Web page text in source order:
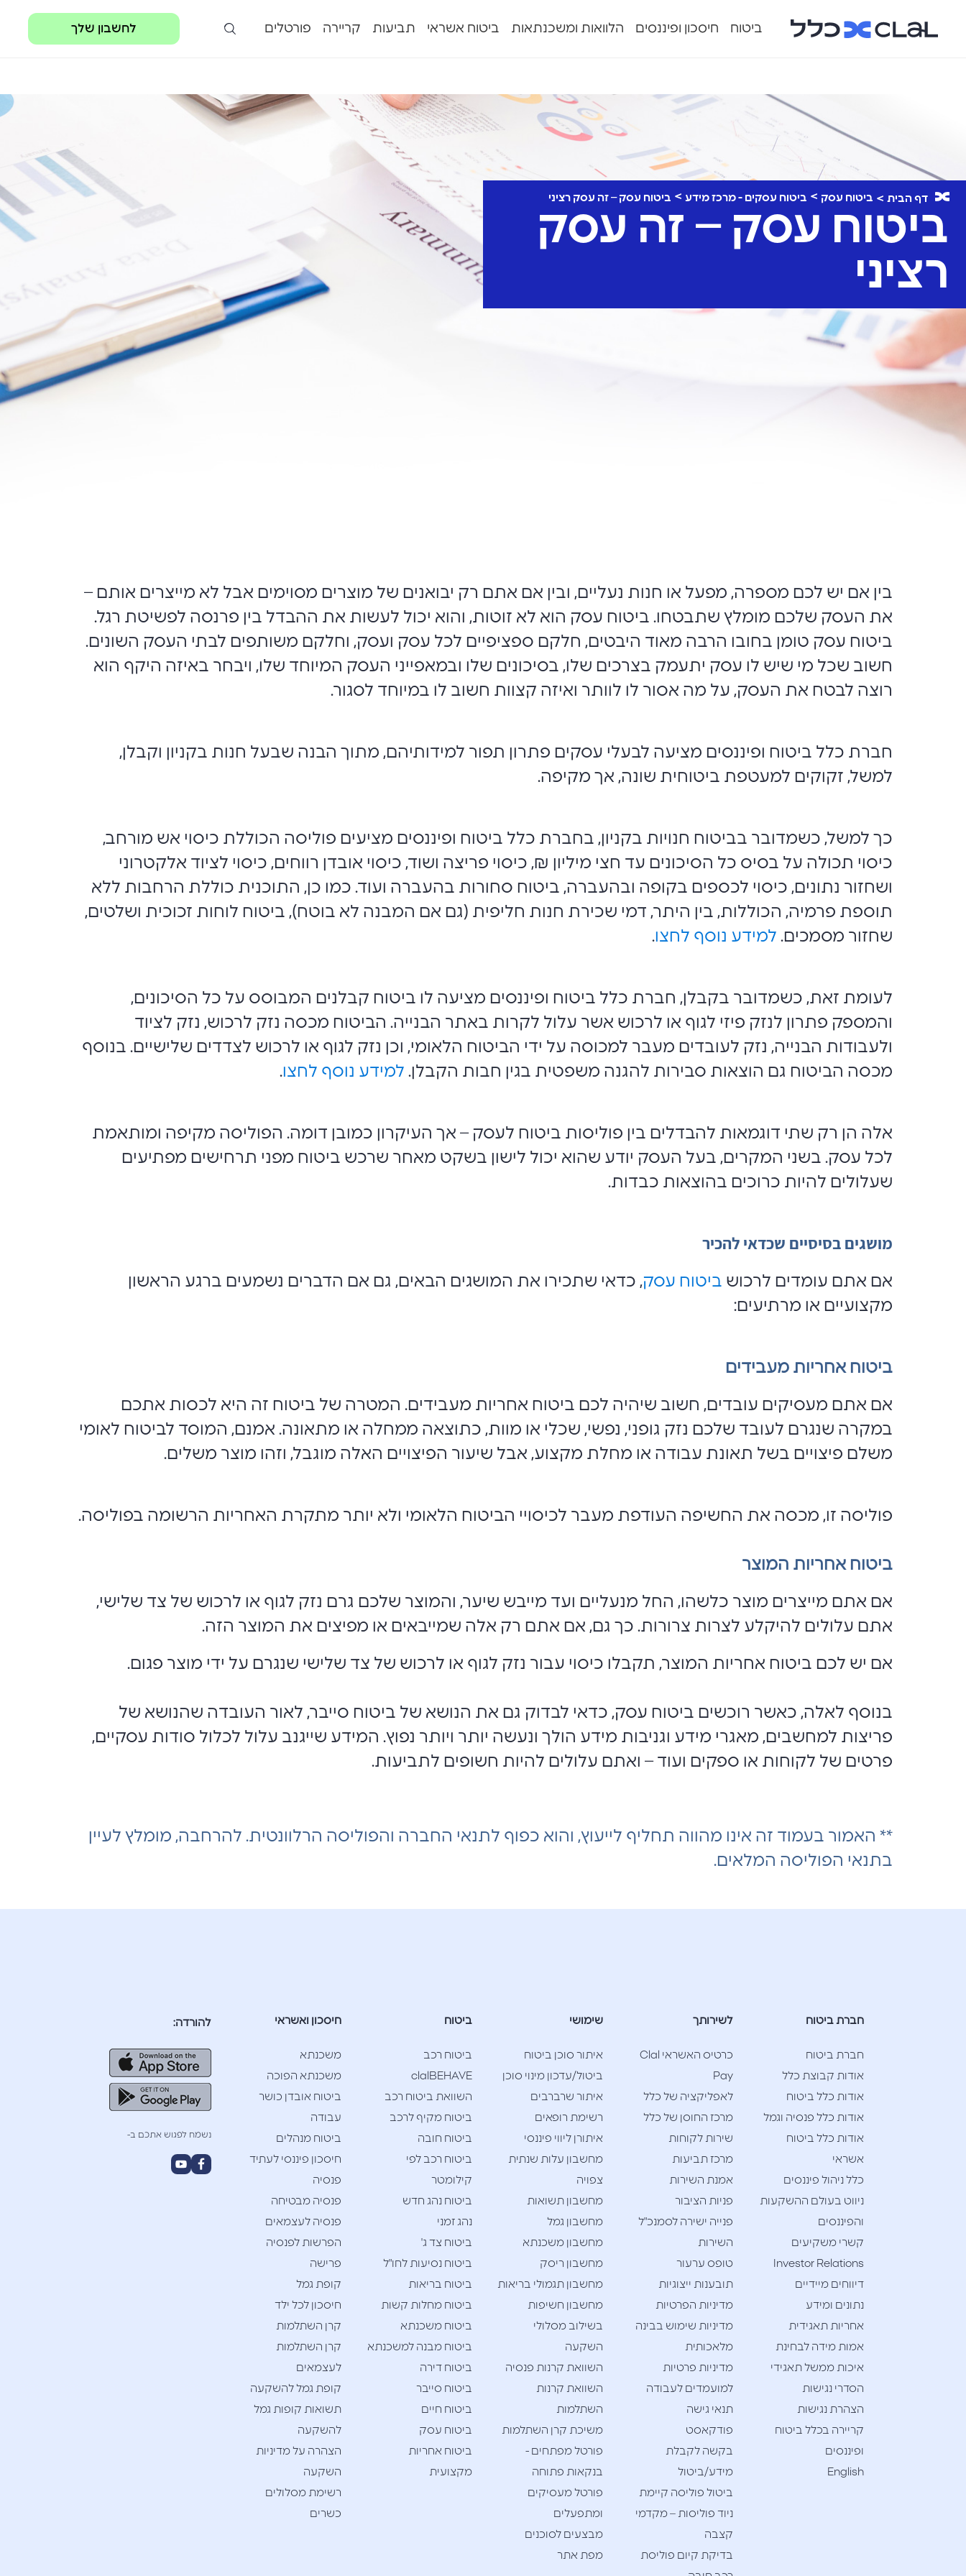
ביטוח חיסכון ופיננסים הלוואות ומשכנתאות ביטוח אשראי תביעות קריירה פורטלים לחשבון שלך
דף הבית ביטוח עסק ביטוח עסקים - מרכז מידע ביטוח עסק – זה עסק רציני
ביטוח עסק – זה עסק
רציני
בין אם יש לכם מספרה, מפעל או חנות נעליים, ובין אם אתם רק יבואנים של מוצרים מסוימים אבל לא מייצרים אותם –
את העסק שלכם מומלץ שתבטחו. ביטוח עסק הוא לא זוטות, והוא יכול לעשות את ההבדל בין פרנסה לפשיטת רגל.
ביטוח עסק טומן בחובו הרבה מאוד היבטים, חלקם ספציפיים לכל עסק ועסק, וחלקם משותפים לבתי העסק השונים.
חשוב שכל מי שיש לו עסק יתעמק בצרכים שלו, בסיכונים שלו ובמאפייני העסק המיוחד שלו, ויבחר באיזה היקף הוא
רוצה לבטח את העסק, על מה אסור לו לוותר ואיזה קצוות חשוב לו במיוחד לסגור.
חברת כלל ביטוח ופיננסים מציעה לבעלי עסקים פתרון תפור למידותיהם, מתוך הבנה שבעל חנות בקניון וקבלן,
למשל, זקוקים למעטפת ביטוחית שונה, אך מקיפה.
כך למשל, כשמדובר בביטוח חנויות בקניון, בחברת כלל ביטוח ופיננסים מציעים פוליסה הכוללת כיסוי אש מורחב,
כיסוי תכולה על בסיס כל הסיכונים עד חצי מיליון ₪, כיסוי פריצה ושוד, כיסוי אובדן רווחים, כיסוי לציוד אלקטרוני
ושחזור נתונים, כיסוי לכספים בקופה ובהעברה, ביטוח סחורות בהעברה ועוד. כמו כן, התוכנית כוללת הרחבות ללא
תוספת פרמיה, הכוללות, בין היתר, דמי שכירת חנות חליפית (גם אם המבנה לא בוטח), ביטוח לוחות זכוכית ושלטים,
שחזור מסמכים. למידע נוסף לחצו.
לעומת זאת, כשמדובר בקבלן, חברת כלל ביטוח ופיננסים מציעה לו ביטוח קבלנים המבוסס על כל הסיכונים,
והמספק פתרון לנזק פיזי לגוף או לרכוש אשר עלול לקרות באתר הבנייה. הביטוח מכסה נזק לרכוש, נזק לציוד
ולעבודות הבנייה, נזק לעובדים מעבר למכוסה על ידי הביטוח הלאומי, וכן נזק לגוף או לרכוש לצדדים שלישיים. בנוסף
מכסה הביטוח גם הוצאות סבירות להגנה משפטית בגין חבות הקבלן. למידע נוסף לחצו.
אלה הן רק שתי דוגמאות להבדלים בין פוליסות ביטוח לעסק – אך העיקרון כמובן דומה. הפוליסה מקיפה ומותאמת
לכל עסק. בשני המקרים, בעל העסק יודע שהוא יכול לישון בשקט מאחר שרכש ביטוח מפני תרחישים מפתיעים
שעלולים להיות כרוכים בהוצאות כבדות.
מושגים בסיסיים שכדאי להכיר
אם אתם עומדים לרכוש ביטוח עסק, כדאי שתכירו את המושגים הבאים, גם אם הדברים נשמעים ברגע הראשון
מקצועיים או מרתיעים:
ביטוח אחריות מעבידים
אם אתם מעסיקים עובדים, חשוב שיהיה לכם ביטוח אחריות מעבידים. המטרה של ביטוח זה היא לכסות אתכם
במקרה שנגרם לעובד שלכם נזק גופני, נפשי, שכלי או מוות, כתוצאה ממחלה או מתאונה. אמנם, המוסד לביטוח לאומי
משלם פיצויים בשל תאונת עבודה או מחלת מקצוע, אבל שיעור הפיצויים האלה מוגבל, וזהו מוצר משלים.
פוליסה זו, מכסה את החשיפה העודפת מעבר לכיסויי הביטוח הלאומי ולא יותר מתקרת האחריות הרשומה בפוליסה.
ביטוח אחריות המוצר
אם אתם מייצרים מוצר כלשהו, החל מנעליים ועד מייבש שיער, והמוצר שלכם גרם נזק לגוף או לרכוש של צד שלישי,
אתם עלולים להיקלע לצרות צרורות. כך גם, אם אתם רק אלה שמייבאים או מפיצים את המוצר הזה.
אם יש לכם ביטוח אחריות המוצר, תקבלו כיסוי עבור נזק לגוף או לרכוש של צד שלישי שנגרם על ידי מוצר פגום.
בנוסף לאלה, כאשר רוכשים ביטוח עסק, כדאי לבדוק גם את הנושא של ביטוח סייבר, לאור העובדה שהנושא של
פריצות למחשבים, מאגרי מידע וגניבות מידע הולך ונעשה יותר ויותר נפוץ. המידע שייגנב עלול לכלול סודות עסקיים,
פרטים של לקוחות או ספקים ועוד – ואתם עלולים להיות חשופים לתביעות.
** האמור בעמוד זה אינו מהווה תחליף לייעוץ, והוא כפוף לתנאי החברה והפוליסה הרלוונטית. להרחבה, מומלץ לעיין
בתנאי הפוליסה המלאים.
חברת ביטוח
חברת ביטוח
אודות קבוצת כלל
אודות כלל ביטוח
אודות כלל פנסיה וגמל
אודות כלל ביטוח
אשראי
כלל ניהול פיננסים
ניווט בעולם ההשקעות
והפיננסים
קשרי משקיעים
Investor Relations
דיווחים מיידיים
נתונים ומידע
אחריות תאגידית
אמות מידה לבחינת
איכות ממשל תאגידי
הסדרי נגישות
הצהרת נגישות
קריירה בכלל ביטוח
ופיננסים
English
לשירותך
כרטיס האשראי Clal
Pay
לאפליקציה של כלל
מרכז החוסן של כלל
שירות לקוחות
מרכז תביעות
אמנת השירות
פניות הציבור
פנייה ישירה לסמנכ"ל
השירות
טופס ערעור
תובענות ייצוגיות
מדיניות הפרטיות
מדיניות שימוש בבינה
מלאכותית
מדיניות פרטיות
למועמדים לעבודה
תנאי גישה
פודקאסט
בקשה לקבלת
מידע/ביטול
ביטול פוליסה קיימת
ניוד פוליסות – מקדמי
קצבה
בדיקת קיום פוליסת
שימושי
איתור סוכן ביטוח
ביטול/עדכון מינוי סוכן
איתור שרברבים
רשימת רופאים
איתורן ליווי פיננסי
מחשבון עלות שנתית
צפויה
מחשבון תשואות
מחשבון גמל
מחשבון משכנתא
מחשבון ריסק
מחשבון תגמולי בריאות
מחשבון חשיפות
בשילוב מסלולי
השקעה
השוואת קרנות פנסיה
השוואת קרנות
השתלמות
משיכת קרן השתלמות
פורטל מפתחים -
בנקאות פתוחה
פורטל מעסיקים
ומתפעלים
מבצעים לסוכנים
מפת אתר
ביטוח
ביטוח רכב
clalBEHAVE
השוואת ביטוח רכב
ביטוח מקיף לרכב
ביטוח חובה
ביטוח רכב לפי
קילומטר
ביטוח נהג חדש
נהג זמני
ביטוח צד ג'
ביטוח נסיעות לחו"ל
ביטוח בריאות
ביטוח מחלות קשות
ביטוח משכנתא
ביטוח מבנה למשכנתא
ביטוח דירה
ביטוח סייבר
ביטוח חיים
ביטוח עסק
ביטוח אחריות
מקצועית
חיסכון ואשראי
משכנתא
משכנתא הפוכה
ביטוח אובדן כושר
עבודה
ביטוח מנהלים
חיסכון פיננסי לעתיד
פנסיה
פנסיה מבטיחה
פנסיה לעצמאים
הפרשות לפנסיה
פרישה
קופת גמל
חיסכון לכל ילד
קרן השתלמות
קרן השתלמות
לעצמאים
קופת גמל להשקעה
תשואות קופות גמל
להשקעה
הצהרה על מדיניות
השקעה
רשימת מסלולים
כשרים
להורדה:
נשמח לפגוש אתכם ב-